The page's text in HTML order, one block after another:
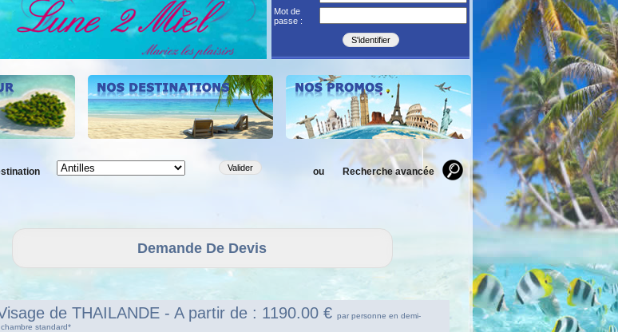
Mot de
passe :
ou Recherche avancée
de THAILANDE - A partir de : 1190.00 € par personne en demi-
standard*